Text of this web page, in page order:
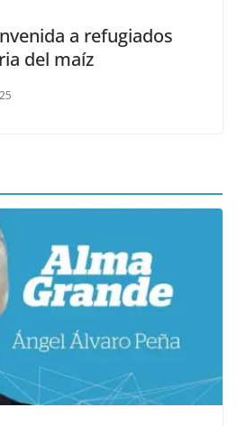
a refugiados
del maíz